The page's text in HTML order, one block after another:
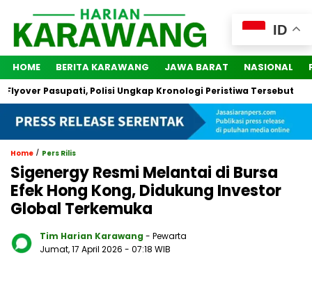
HOME BERITA KARAWANG JAWA BARAT NASIONAL
Pasupati, Polisi Ungkap Kronologi Peristiwa Tersebut
Home / Pers Rilis
Sigenergy Resmi Melantai di Bursa
Efek Hong Kong, Didukung Investor
Global Terkemuka
Tim Harian Karawang - Pewarta
Jumat, 17 April 2026 - 07:18 WIB
ID